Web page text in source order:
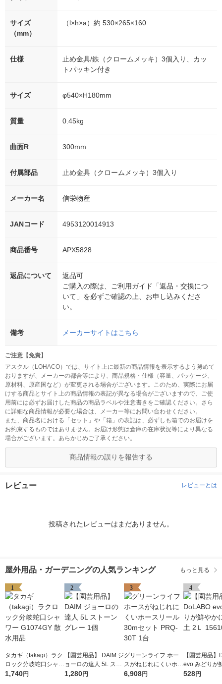
サイズ
（mm）
（l×h×a）約 530×265×160
仕様
止め金具/鉄（クロームメッキ）3個入り、カッ
トパッキン付き
サイズ φ540×H180mm
質量 0.45kg
曲面R 300mm
付属部品 止め金具（クロームメッキ）3個入り
メーカー名 信栄物産
JANコード 4953120014913
商品番号 APX5828
返品について
返品可
ご購入の際は、ご利用ガイド「返品・交換につ
いて」を必ずご確認の上、お申し込みくださ
い。
備考 メーカーサイトはこちら
ご注意【免責】
アスクル（LOHACO）では、サイト上に最新の商品情報を表示するよう努めて
おりますが、メーカーの都合等により、商品規格・仕様（容量、パッケージ、
原材料、原産国など）が変更される場合がございます。このため、実際にお届
けする商品とサイト上の商品情報の表記が異なる場合がございますので、ご使
用前には必ずお届けした商品の商品ラベルや注意書きをご確認ください。さら
に詳細な商品情報が必要な場合は、メーカー等にお問い合わせください。
また、商品名における「セット」や「箱」の表記は、必ずしも箱でのお届けを
お約束するものではありません。お届け形態は倉庫の在庫状況等により異なる
場合がございます。あらかじめご了承ください。
商品情報の誤りを報告する
レビュー レビューとは
投稿されたレビューはまだありません。
屋外用品・ガーデニングの人気ランキング もっと見る
1
タカギ（takagi）ラク
ロック分岐蛇口シャワ
ー G1074GY 散水用品
1,740円
2
【園芸用品】 DAIM ジ
ョーロの達人 5L スト
ーングレー 1個
1,280円
3
グリーンライフ ホー
スがねじれにくいホー
スリール30mセット P
6,908円
4
【園芸用品
evo みどりが
なる土 2Ｌ
528円